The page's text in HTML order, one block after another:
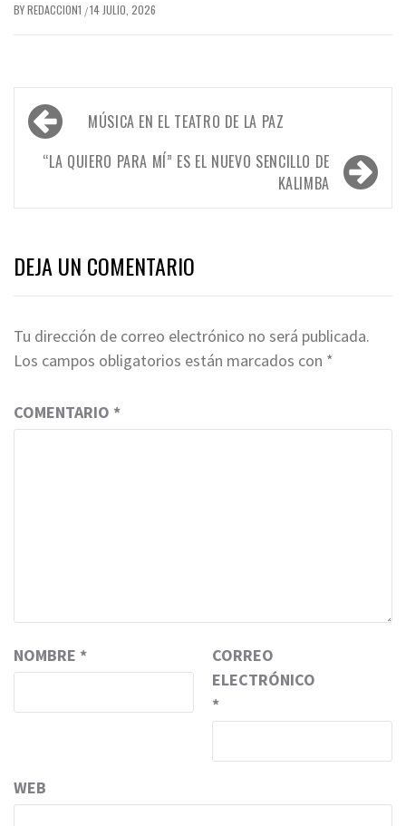
BYREDACCION1 /14 JULIO, 2026
Navegación
de
entradas
MÚSICA EN EL TEATRO DE LA PAZ
“LA QUIERO PARA MÍ” ES EL NUEVO SENCILLO DE
KALIMBA
DEJA UN COMENTARIO
Tu dirección de correo electrónico no será publicada.
Los campos obligatorios están marcados con *
COMENTARIO *
NOMBRE *
CORREO
ELECTRÓNICO
*
WEB